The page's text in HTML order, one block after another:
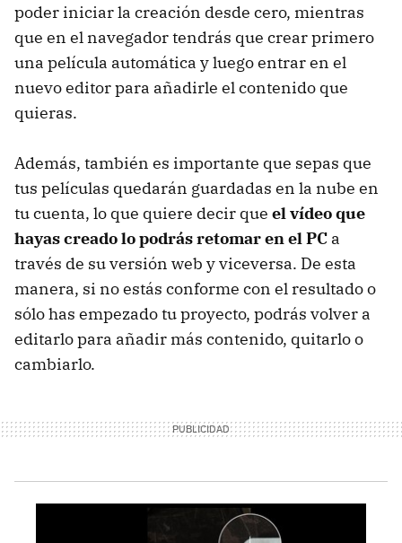
poder iniciar la creación desde cero, mientras
que en el navegador tendrás que crear primero
una película automática y luego entrar en el
nuevo editor para añadirle el contenido que
quieras.
Además, también es importante que sepas que
tus películas quedarán guardadas en la nube en
tu cuenta, lo que quiere decir que el vídeo que
hayas creado lo podrás retomar en el PC a
través de su versión web y viceversa. De esta
manera, si no estás conforme con el resultado o
sólo has empezado tu proyecto, podrás volver a
editarlo para añadir más contenido, quitarlo o
cambiarlo.